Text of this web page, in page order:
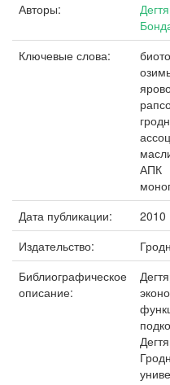
Авторы:
Ключевые слова:
АПК
Дата публикации:
2010
Издательство:
Библиографическое
описание: